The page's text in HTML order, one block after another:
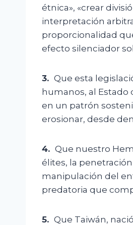
étnica», «crear
interpretación
proporcionalidad
efecto silenciador
3. Que esta
humanos, al Estado
en un patrón
erosionar, desde
4. Que nuestro
élites, la
manipulación del
predatoria que
5. Que Taiwán,